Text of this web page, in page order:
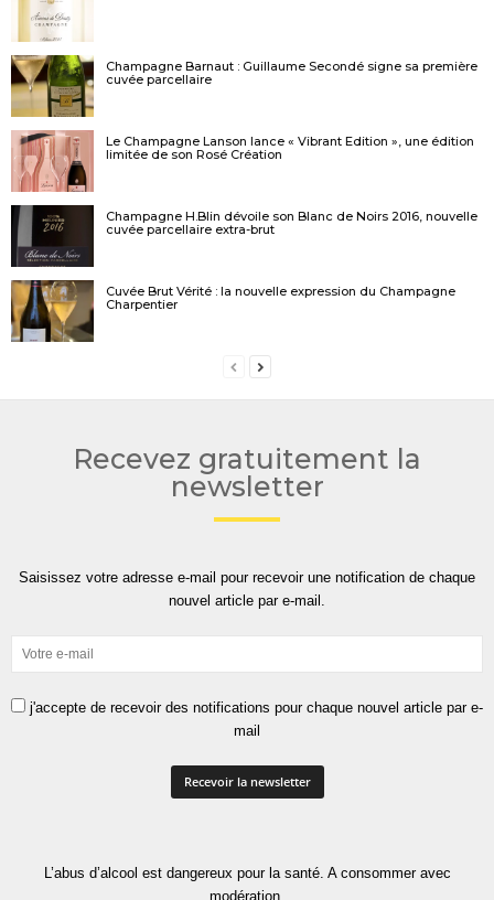
Champagne Barnaut : Guillaume Secondé signe sa première
cuvée parcellaire
Le Champagne Lanson lance « Vibrant Edition », une édition
limitée de son Rosé Création
Champagne H.Blin dévoile son Blanc de Noirs 2016, nouvelle
cuvée parcellaire extra-brut
Cuvée Brut Vérité : la nouvelle expression du Champagne
Charpentier
Recevez gratuitement la
newsletter
Saisissez votre adresse e-mail pour recevoir une notification de chaque
nouvel article par e-mail.
j'accepte de recevoir des notifications pour chaque nouvel article par e-
mail
L’abus d’alcool est dangereux pour la santé. A consommer avec
modération.